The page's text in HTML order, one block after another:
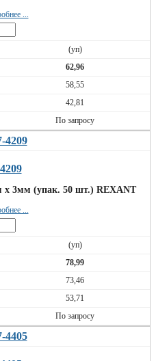
...
(уп)
62,96
58,55
42,81
По запросу
х 3мм (упак. 50 шт.) REXANT
...
(уп)
78,99
73,46
53,71
По запросу